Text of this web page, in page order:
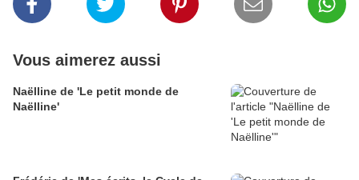
Vous aimerez aussi
Naëlline de 'Le petit monde de
Naëlline'